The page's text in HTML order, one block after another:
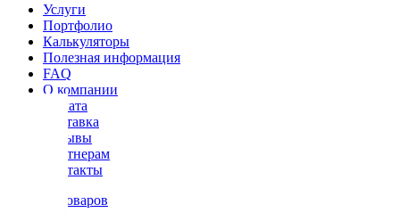
Услуги
Портфолио
Калькуляторы
Полезная информация
FAQ
О компании
Оплата
Доставка
Отзывы
Партнерам
Контакты
Каталог товаров